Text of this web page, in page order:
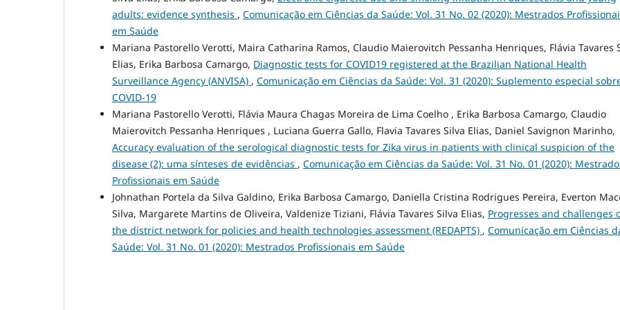
adults: evidence synthesis , Comunicação em Ciências da Saúde: Vol. 31 No. 02 (2020): Mestrados
em Saúde
Mariana Pastorello Verotti, Maira Catharina Ramos, Claudio Maierovitch Pessanha Henriques, Flávia Tavares
Elias, Erika Barbosa Camargo, Diagnostic tests for COVID19 registered at the Brazilian National Health
Surveillance Agency (ANVISA) , Comunicação em Ciências da Saúde: Vol. 31 (2020): Suplemento especial
COVID-19
Mariana Pastorello Verotti, Flávia Maura Chagas Moreira de Lima Coelho , Erika Barbosa Camargo, Claudio
Maierovitch Pessanha Henriques , Luciana Guerra Gallo, Flavia Tavares Silva Elias, Daniel Savignon Marinho,
Accuracy evaluation of the serological diagnostic tests for Zika virus in patients with clinical suspicion of the
disease (2): uma sínteses de evidências , Comunicação em Ciências da Saúde: Vol. 31 No. 01 (2020):
Profissionais em Saúde
Johnathan Portela da Silva Galdino, Erika Barbosa Camargo, Daniella Cristina Rodrigues Pereira, Everton
Silva, Margarete Martins de Oliveira, Valdenize Tiziani, Flávia Tavares Silva Elias, Progresses and challenges
the district network for policies and health technologies assessment (REDAPTS) , Comunicação em Ciências
Saúde: Vol. 31 No. 01 (2020): Mestrados Profissionais em Saúde